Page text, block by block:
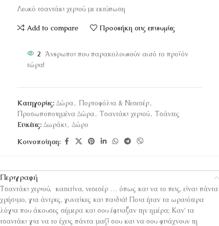
Λευκό τσαντάκι χεριού με εκτύπωση
Add to compare Προσθήκη στις επιθυμίες
2 Άνθρωποι που παρακολουθούν αυτό το προϊόν
τώρα!
Κατηγορίες: Δώρα, Πορτοφόλια & Νεσεσέρ,
Προσωποποιημένα Δώρα, Τσαντάκι χεριού, Τσάντες
Ετικέτες: Δωράκι, Δώρο
Κοινοποίηση:
Περιγραφή
Τσαντάκι χεριού, κασετίνα, νεσεσέρ … όπως και να το πεις, είναι πάντα
χρήσιμο, για άντρες, γυναίκες και παιδιά! Ποια ήταν τα ωραιότερα
λόγια που άκουσες σήμερα και σου έφτιαξαν την ημέρα; Καν’ τα
τσαντάκι για να το έχεις πάντα μαζί σου και να σου φτιάχνουν τη